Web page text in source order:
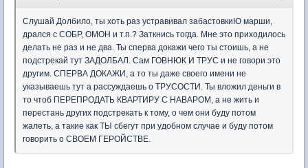
Слушай Долбило, ты хоть раз устравивал забастовкиЮ марши,
дрался с СОБР, ОМОН и т.п.? Заткнись тогда. Мне это приходилось
делать не раз и не два. Ты сперва докажи чего ты стоишь, а не
подстрекай тут ЗАДОЛБАЛ. Сам ГОВНЮК И ТРУС и не говори это
другим. СПЕРВА ДОКАЖИ, а то ты даже своего имени не
указываешь тут а рассуждаешь о ТРУСОСТИ. Ты вложил деньги в
то чтоб ПЕРЕПРОДАТЬ КВАРТИРУ С НАВАРОМ, а не жить и
перестань других подстрекать к тому, о чем они буду потом
жалеть, а такие как ТЫ сбегут при удобном случае и буду потом
говорить о СВОЕМ ГЕРОЙСТВЕ.